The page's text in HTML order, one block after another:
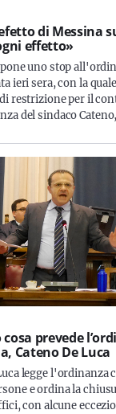
di Messina
effetto»
uno stop
ieri sera, con la
restrizione per il
del sindaco
prevede
Cateno De Luca
legge l'ordinanza
e ordina la
con alcune